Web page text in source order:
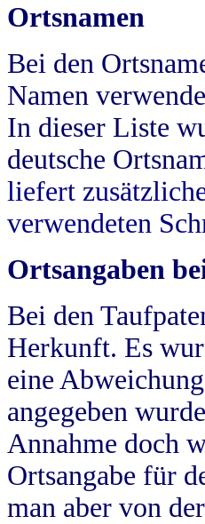
Ortsnamen
Bei den
Namen
In dieser Liste
deutsche
liefert
verwendeten
Ortsangaben
Bei den
Herkunft. Es
eine
angegeben
Annahme doch
Ortsangabe für
man aber von